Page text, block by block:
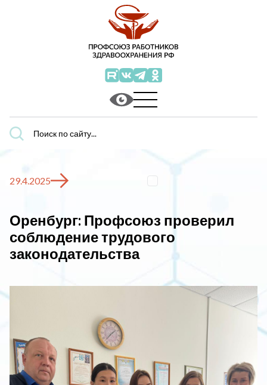
Поиск
по
29.4.2025
Оренбург: Профсоюз проверил
соблюдение трудового
законодательства